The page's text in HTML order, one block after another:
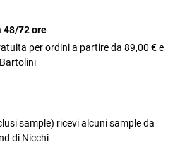
48/72 ore
per ordini a partire da 89,00 € e
sample) ricevi alcuni sample da
di Nicchi